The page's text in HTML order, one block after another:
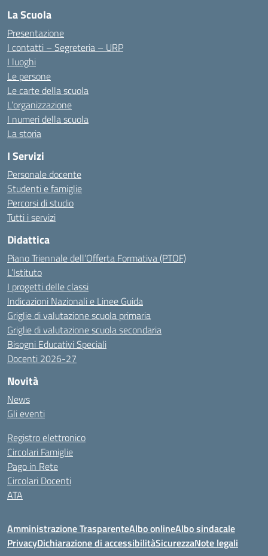
La Scuola
Presentazione
I contatti – Segreteria – URP
I luoghi
Le persone
Le carte della scuola
L’organizzazione
I numeri della scuola
La storia
I Servizi
Personale docente
Studenti e famiglie
Percorsi di studio
Tutti i servizi
Didattica
Piano Triennale dell’Offerta Formativa (PTOF)
L’Istituto
I progetti delle classi
Indicazioni Nazionali e Linee Guida
Griglie di valutazione scuola primaria
Griglie di valutazione scuola secondaria
Bisogni Educativi Speciali
Docenti 2026-27
Novità
News
Gli eventi
Registro elettronico
Circolari Famiglie
Pago in Rete
Circolari Docenti
ATA
Amministrazione TrasparenteAlbo onlineAlbo sindacale
PrivacyDichiarazione di accessibilitàSicurezzaNote legali